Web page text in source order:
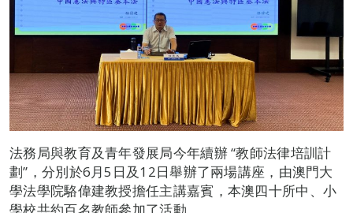
法務局與教育及青年發展局今年續辦 “教師法律培訓計
劃”，分別於6月5日及12日舉辦了兩場講座，由澳門大
學法學院駱偉建教授擔任主講嘉賓，本澳四十所中、小
學校共約百名教師參加了活動。